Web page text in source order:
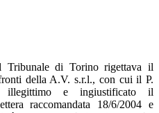
Tribunale di Torino rigettava il
della A.V. s.r.l., con cui il P.
illegittimo e ingiustificato il
raccomandata 18/6/2004 e